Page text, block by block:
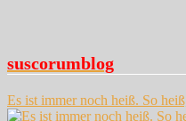
suscorumblog
Es ist immer noch heiß. So